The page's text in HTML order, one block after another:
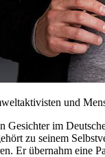
und
Gesichter im
zu seinem
Er übernahm eine